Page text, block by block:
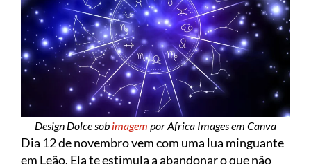
Design Dolce sob imagem por Africa Images em Canva
Dia 12 de novembro vem com uma lua minguante
em Leão. Ela te estimula a abandonar o que não